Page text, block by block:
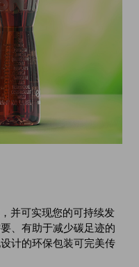
并可实现您的可持续发
、有助于减少碳足迹的
计的环保包装可完美传